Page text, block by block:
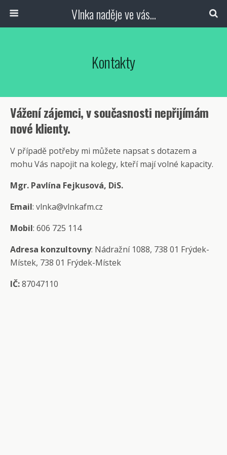
Vlnka naděje ve vás...
Kontakty
Vážení zájemci, v současnosti nepřijímám
nové klienty.
V případě potřeby mi můžete napsat s dotazem a
mohu Vás napojit na kolegy, kteří mají volné kapacity.
Mgr. Pavlína Fejkusová, DiS.
Email: vlnka@vlnkafm.cz
Mobil: 606 725 114
Adresa konzultovny: Nádražní 1088, 738 01 Frýdek-
Místek, 738 01 Frýdek-Místek
IČ:87047110